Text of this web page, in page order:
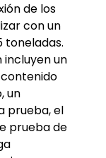
de los
con un
toneladas.
un
un
prueba, el
prueba de